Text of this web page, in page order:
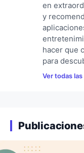
en
y
hacer que
para
Ver todas